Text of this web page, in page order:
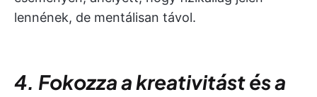
lennének, de mentálisan távol.
4. Fokozza a kreativitást és a